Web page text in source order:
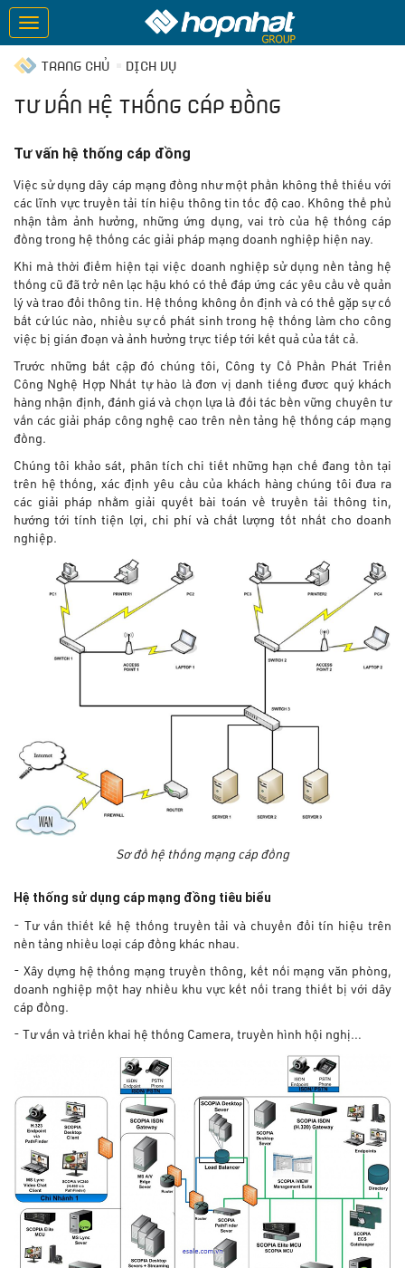
TRANG CHỦ DỊCH VỤ
TƯ VẤN HỆ THỐNG CÁP ĐỒNG
Tư vấn hệ thống cáp đồng
Việc sử dụng dây cáp mạng đồng như một phần không thể thiếu với
các lĩnh vực truyền tải tín hiệu thông tin tốc độ cao. Không thể phủ
nhận tầm ảnh hưởng, những ứng dụng, vai trò của hệ thống cáp
đồng trong hệ thống các giải pháp mạng doanh nghiệp hiện nay.
Khi mà thời điểm hiện tại việc doanh nghiệp sử dụng nền tảng hệ
thống cũ đã trở nên lạc hậu khó có thể đáp ứng các yêu cầu về quản
lý và trao đổi thông tin. Hệ thống không ổn định và có thể gặp sự cố
bất cứ lúc nào, nhiều sự cố phát sinh trong hệ thống làm cho công
việc bị gián đoạn và ảnh hưởng trực tiếp tới kết quả của tất cả.
Trước những bất cập đó chúng tôi, Công ty Cổ Phần Phát Triển
Công Nghệ Hợp Nhất tự hào là đơn vị danh tiếng đươc quý khách
hàng nhận định, đánh giá và chọn lựa là đối tác bền vững chuyên tư
vấn các giải pháp công nghệ cao trên nền tảng hệ thống cáp mạng
đồng.
Chúng tôi khảo sát, phân tích chi tiết những hạn chế đang tồn tại
trên hệ thống, xác định yêu cầu của khách hàng chúng tôi đưa ra
các giải pháp nhằm giải quyết bài toán về truyền tải thông tin,
hướng tới tính tiện lợi, chi phí và chất lượng tốt nhất cho doanh
nghiệp.
Sơ đồ hệ thống mạng cáp đồng
Hệ thống sử dụng cáp mạng đồng tiêu biểu
- Tư vấn thiết kế hệ thống truyền tải và chuyển đổi tín hiệu trên
nền tảng nhiều loại cáp đồng khác nhau.
- Xây dựng hệ thống mạng truyền thông, kết nối mạng văn phòng,
doanh nghiệp một hay nhiều khu vực kết nối trang thiết bị với dây
cáp đồng.
- Tư vấn và triển khai hệ thống Camera, truyền hình hội nghị…